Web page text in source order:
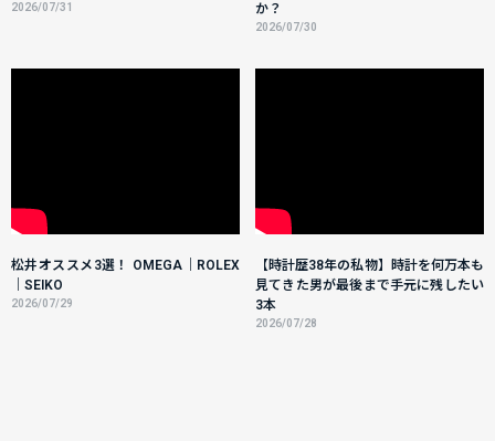
2026/07/31
か？
2026/07/30
松井オススメ3選！ OMEGA｜ROLEX
｜SEIKO
2026/07/29
【時計歴38年の私物】時計を何万本も
見てきた男が最後まで手元に残したい
3本
2026/07/28